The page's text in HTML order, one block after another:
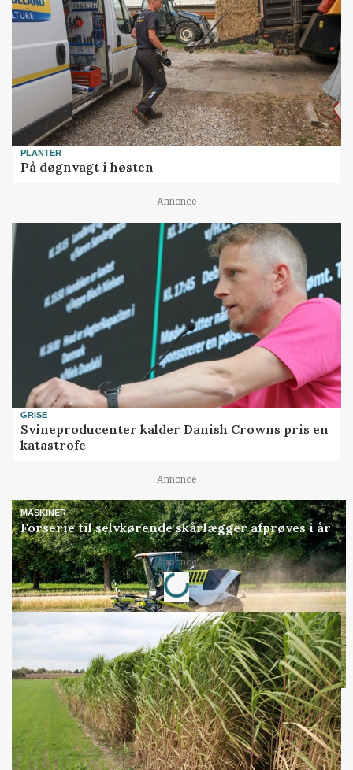
PLANTER
På døgnvagt i høsten
Annonce
GRISE
Svineproducenter kalder Danish Crowns pris en
katastrofe
Annonce
MASKINER
Forserie til selvkørende skårlægger afprøves i år
Annonce
Loading...